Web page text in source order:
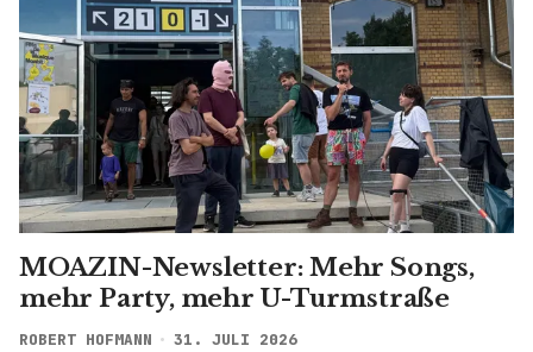
MOAZIN-Newsletter: Mehr Songs,
mehr Party, mehr U-Turmstraße
ROBERT HOFMANN 31. JULI 2026